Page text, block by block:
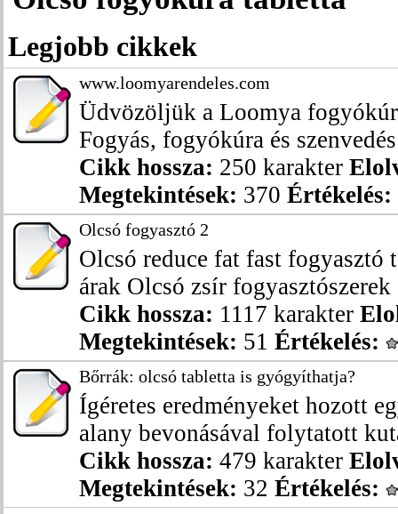
Legjobb cikkek
www.loomyarendeles.com
Üdvözöljük a Loomya
Fogyás, fogyókúra és
Cikk hossza: 250 karakter
Megtekintések: 370 Értékelés:
Olcsó fogyasztó 2
Olcsó reduce fat fast fogyasztó
árak Olcsó zsír fogyasztószerek
Cikk hossza: 1117 karakter
Megtekintések: 51 Értékelés:
Bőrrák: olcsó tabletta is gyógyíthatja?
Ígéretes eredményeket hozott
alany bevonásával folytatott
Cikk hossza: 479 karakter
Megtekintések: 32 Értékelés: